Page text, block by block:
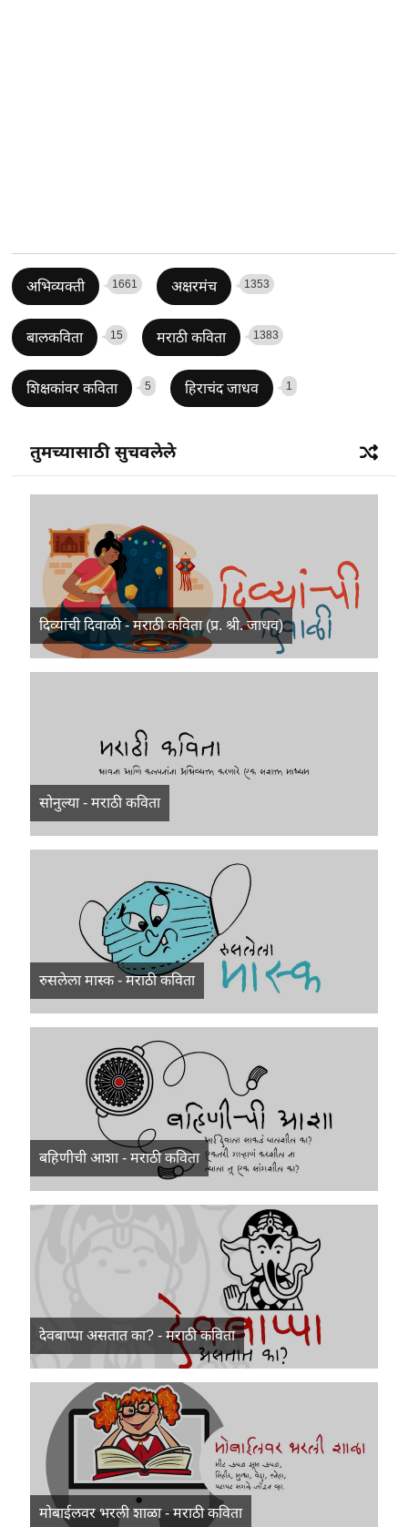
अभिव्यक्ती 1661 अक्षरमंच 1353
बालकविता 15 मराठी कविता 1383
शिक्षकांवर कविता 5 हिराचंद जाधव 1
तुमच्यासाठी सुचवलेले
दिव्यांची दिवाळी - मराठी कविता (प्र. श्री. जाधव)
सोनुल्या - मराठी कविता
रुसलेला मास्क - मराठी कविता
बहिणीची आशा - मराठी कविता
देवबाप्पा असतात का? - मराठी कविता
मोबाईलवर भरली शाळा - मराठी कविता